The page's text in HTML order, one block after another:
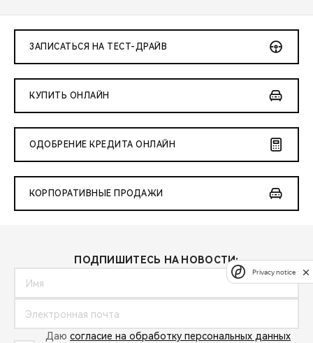
ЗАПИСАТЬСЯ НА ТЕСТ-ДРАЙВ
КУПИТЬ ОНЛАЙН
ОДОБРЕНИЕ КРЕДИТА ОНЛАЙН
КОРПОРАТИВНЫЕ ПРОДАЖИ
ПОДПИШИТЕСЬ НА НОВОСТИ:
Даю согласие на обработку персональных данных
Privacy notice